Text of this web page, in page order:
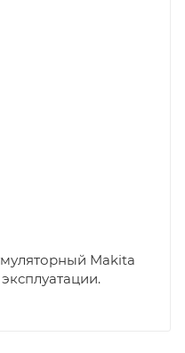
Makita